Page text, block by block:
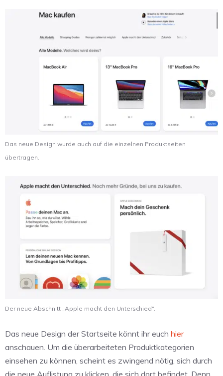
Das neue Design wurde auch auf die einzelnen Produktseiten
übertragen.
Der neue Abschnitt „Apple macht den Unterschied“.
Das neue Design der Startseite könnt ihr euch hier
anschauen. Um die überarbeiteten Produktkategorien
einsehen zu können, scheint es zwingend nötig, sich durch
die neue Auflistung zu klicken, die sich dort befindet. Denn